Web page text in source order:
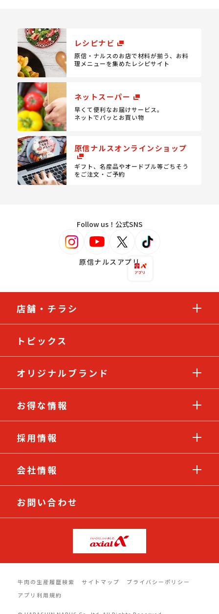
レシピナビ
原信・ナルスのお店で材料が揃う、 お料
理メニューを集めたレシピサイト
ネットスーパー
早くて便利なお届けサービス。
ネットでパッとお買い物
原信ナルスオンラインショップ
ギフト、名産品やオードブル等ごちそう
をご注文・ご予約
Follow us！公式SNS
原信ナルスアプリ
店舗・チラシ
トピックス
オリジナルブランド
お得な情報
採用情報
会社情報
お問い合わせ
牛肉の生産履歴検索 サイトマップ
プライバシーポリシー
アプリ利用規約